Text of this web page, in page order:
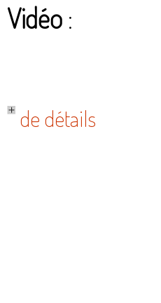
Vidéo :
de détails